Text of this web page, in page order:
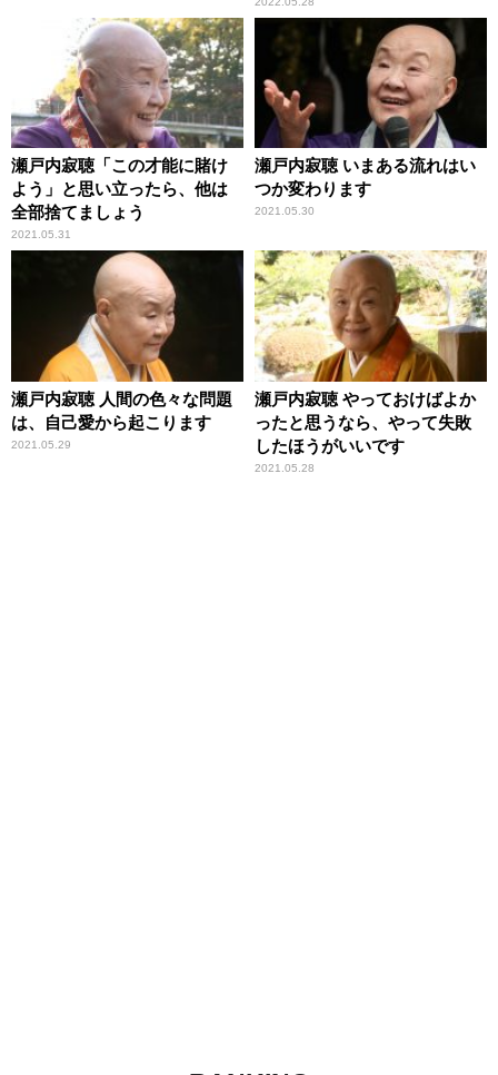
瀬戸内寂聴「この才能に賭け
よう」と思い立ったら、他は
全部捨てましょう
2021.05.31
瀬戸内寂聴 いまある流れはい
つか変わります
2021.05.30
瀬戸内寂聴 人間の色々な問題
は、自己愛から起こります
2021.05.29
瀬戸内寂聴 やっておけばよか
ったと思うなら、やって失敗
したほうがいいです
2021.05.28